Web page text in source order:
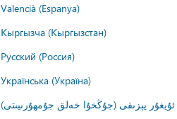
Valencià (Espanya)
Кыргызча (Кыргызстан)
Русский (Россия)
Українська (Україна)
ئۇيغۇر يېزىقى (جۇڭخۇا خەلق جۇمھۇرىيىتى)